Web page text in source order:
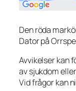
Den röda
Dator på
Avvikelser kan
av sjukdom
Vid frågor kan